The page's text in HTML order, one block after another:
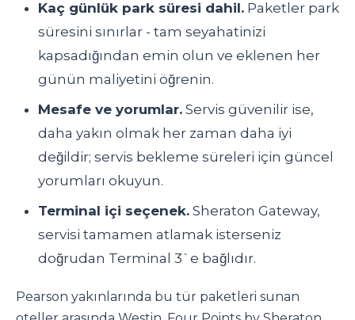
Kaç günlük park süresi dahil. Paketler park
süresini sınırlar - tam seyahatinizi
kapsadığından emin olun ve eklenen her
günün maliyetini öğrenin.
Mesafe ve yorumlar. Servis güvenilir ise,
daha yakın olmak her zaman daha iyi
değildir; servis bekleme süreleri için güncel
yorumları okuyun.
Terminal içi seçenek. Sheraton Gateway,
servisi tamamen atlamak isterseniz
doğrudan Terminal 3`e bağlıdır.
Pearson yakınlarında bu tür paketleri sunan